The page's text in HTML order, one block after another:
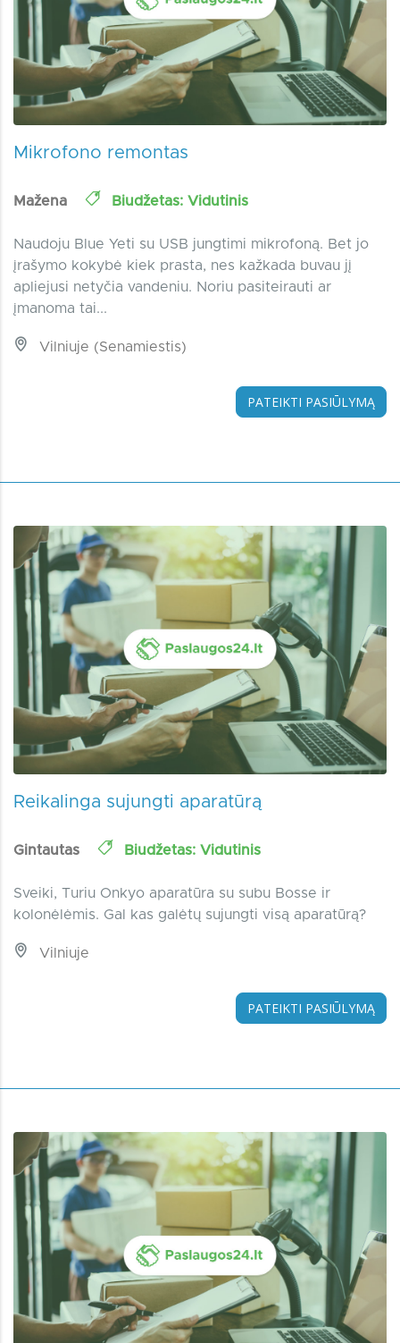
Mikrofono remontas
Mažena Biudžetas: Vidutinis
Naudoju Blue Yeti su USB jungtimi mikrofoną. Bet jo
įrašymo kokybė kiek prasta, nes kažkada buvau jį
apliejusi netyčia vandeniu. Noriu pasiteirauti ar
įmanoma tai...
Vilniuje (Senamiestis)
PATEIKTI PASIŪLYMĄ
Reikalinga sujungti aparatūrą
Gintautas Biudžetas: Vidutinis
Sveiki, Turiu Onkyo aparatūra su subu Bosse ir
kolonėlėmis. Gal kas galėtų sujungti visą aparatūrą?
Vilniuje
PATEIKTI PASIŪLYMĄ